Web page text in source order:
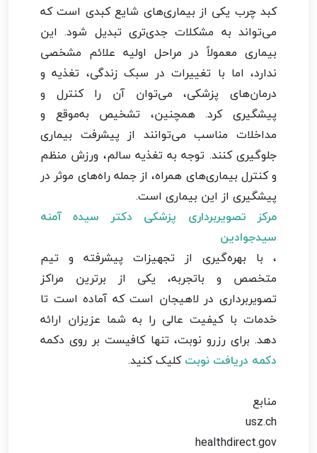
کبد چرب یکی از بیماری‌های شایع کبدی است که
می‌تواند به مشکلات جدی‌تری تبدیل شود. این
بیماری معمولاً در مراحل اولیه علائم مشخصی
ندارد، اما با تغییرات در سبک زندگی، تغذیه و
درمان‌های پزشکی، می‌توان آن را کنترل و
پیشگیری کرد. همچنین، تشخیص به‌موقع و
مداخلات مناسب می‌توانند از پیشرفت بیماری
جلوگیری کنند. توجه به تغذیه سالم، ورزش منظم
و کنترل بیماری‌های همراه، از جمله راه‌های موثر در
پیشگیری از این بیماری است.
مرکز تصویربرداری پزشکی دکتر سیده آمنه
سیدجوادین
، با بهره‌گیری از تجهیزات پیشرفته و تیم
متخصص و باتجربه، یکی از برترین مراکز
تصویربرداری در لاهیجان است که آماده است تا
خدمات با کیفیت عالی را به شما عزیزان ارائه
دهد. برای رزرو نوبت، تنها کافیست بر روی دکمه
دکمه دریافت نوبتکلیک کنید.
منابع
usz.ch
healthdirect.gov